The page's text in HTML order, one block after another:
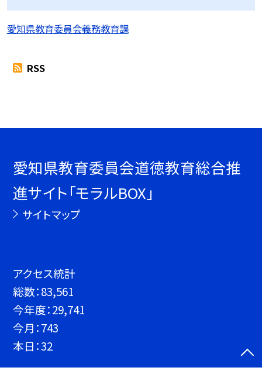
愛知県教育委員会義務教育課
RSS
愛知県教育委員会道徳教育総合推
進サイト「モラルBOX」
サイトマップ
アクセス統計
総数：83,561
今年度：29,741
今月：743
本日：32